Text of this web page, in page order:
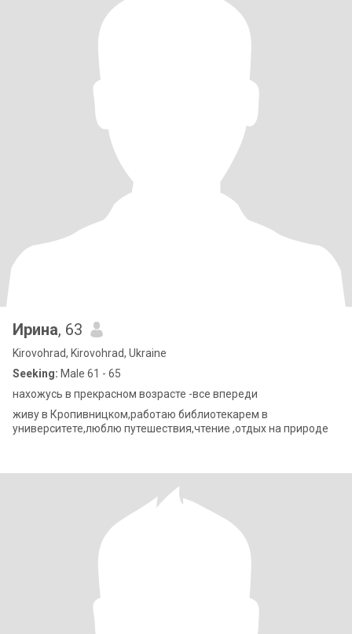
Ирина, 63
Kirovohrad, Kirovohrad, Ukraine
Seeking: Male 61 - 65
нахожусь в прекрасном возрасте -все впереди
живу в Кропивницком,работаю библиотекарем в
университете,люблю путешествия,чтение ,отдых на природе